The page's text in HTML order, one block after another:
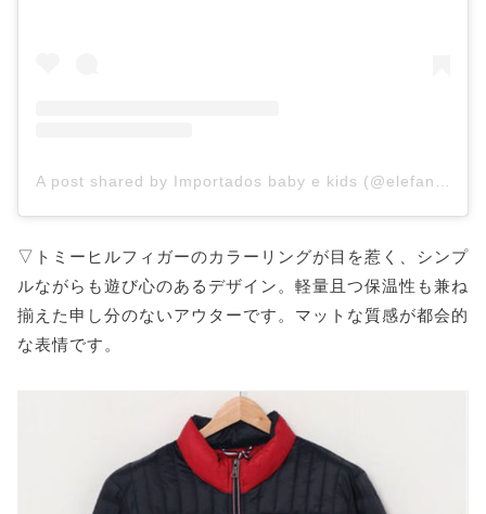
A post shared by Importados baby e kids (@elefantinhobabies)
▽トミーヒルフィガーのカラーリングが目を惹く、シンプ
ルながらも遊び心のあるデザイン。軽量且つ保温性も兼ね
揃えた申し分のないアウターです。マットな質感が都会的
な表情です。